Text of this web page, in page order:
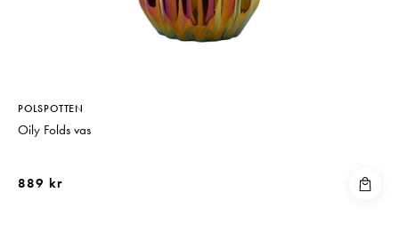
POLSPOTTEN
Oily Folds vas
889 kr